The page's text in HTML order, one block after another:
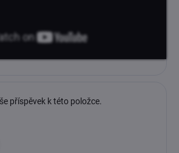
příspěvek k této položce.